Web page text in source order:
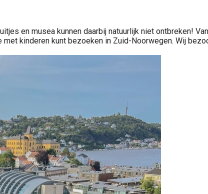
en musea kunnen daarbij natuurlijk niet ontbreken!
kinderen kunt bezoeken in Zuid-Noorwegen. Wij